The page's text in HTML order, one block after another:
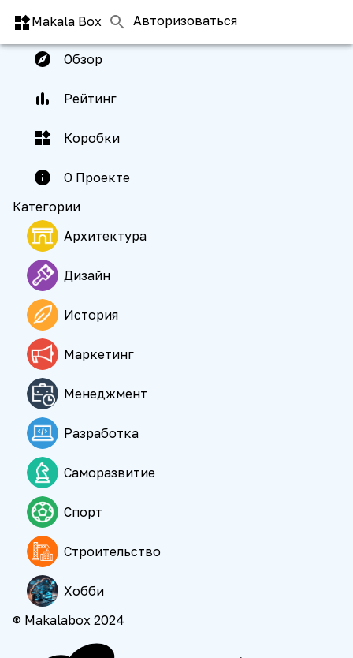
Makala Box Авторизоваться
Главная
Обзор
Рейтинг
Коробки
О Проекте
Категории
Архитектура
Дизайн
История
Маркетинг
Менеджмент
Разработка
Саморазвитие
Спорт
Строительство
Хобби
® Makalabox 2024